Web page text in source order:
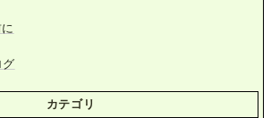
グ
カテゴリ